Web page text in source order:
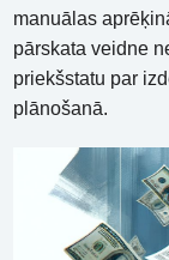
manuālas
pārskata veidne
priekšstatu par
plānošanā.